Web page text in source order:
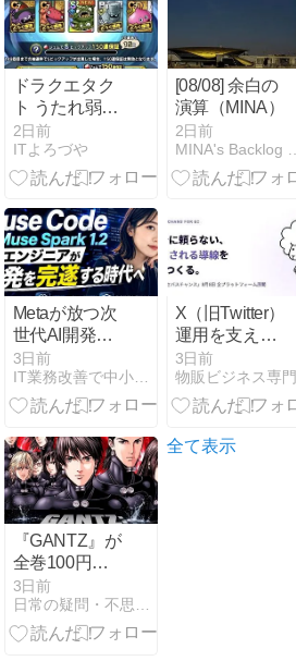
ドラクエタク
ト うたれ弱い
と噂の異形の
王デスピサロ
完凸すれば強
無凸運用
2日前
ITよろづや
[08/08] 余白の
演算（MINA）
2日前
Metaが放つ次
世代AI開発環
境「Muse
Code」と
「Muse Spark
ら導入メリッ
トまで徹底解
説
3日前
IT業務改善で中小企業の働き方改革へ
X（旧Twitter）
運用を支える
AI執事「セバ
スチャンス」
が８月８日に
チ！ECの“指
3日前
『GANTZ』が
全巻100円セ
ール中！
Kindleやhonto
キャンペーン
3日前
全て表示